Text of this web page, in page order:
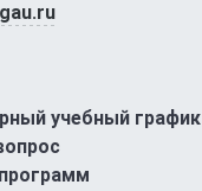
учебный график